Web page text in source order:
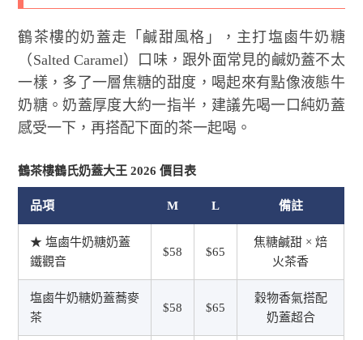
鶴茶樓的奶蓋走「鹹甜風格」，主打塩鹵牛奶糖
（Salted Caramel）口味，跟外面常見的鹹奶蓋不太
一樣，多了一層焦糖的甜度，喝起來有點像液態牛
奶糖。奶蓋厚度大約一指半，建議先喝一口純奶蓋
感受一下，再搭配下面的茶一起喝。
鶴茶樓鶴氏奶蓋大王 2026 價目表
品項 M L 備註
★ 塩鹵牛奶糖奶蓋
鐵觀音
$58 $65
焦糖鹹甜 × 焙
火茶香
塩鹵牛奶糖奶蓋蕎麥
茶
$58 $65
穀物香氣搭配
奶蓋超合